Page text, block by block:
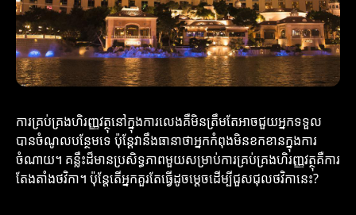
ការគ្រប់គ្រងហិរញ្ញវត្ថុនៅក្នុងការលេងគឺមិនត្រឹមតែអាចជួយអ្នកទទួល
បានចំណូលបន្ថែមទេ ប៉ុន្តែវានឹងធានាថាអ្នកកំពុងមិនខកខានក្នុងការ
ចំណាយ។ គន្លឹះដ៏មានប្រសិទ្ធភាពមួយសម្រាប់ការគ្រប់គ្រងហិរញ្ញវត្ថុគឺការ
តែងតាំងថវិកា។ ប៉ុន្តែតើអ្នកគួរតែធ្វើដូចម្តេចដើម្បីជួសជុលថវិកានេះ?